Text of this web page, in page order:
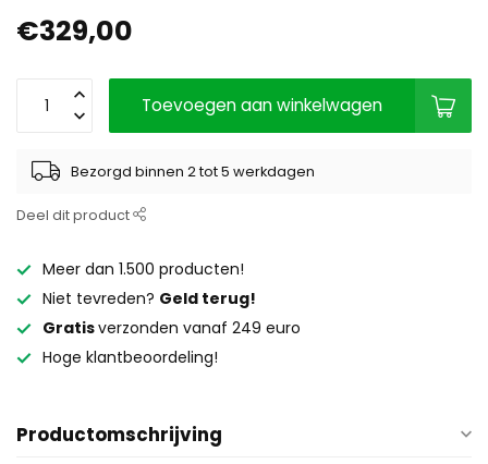
€329,00
Toevoegen aan winkelwagen
Bezorgd binnen 2 tot 5 werkdagen
Deel dit product
Meer dan 1.500 producten!
Niet tevreden? Geld terug!
Gratisverzonden vanaf 249 euro
Hoge klantbeoordeling!
Productomschrijving